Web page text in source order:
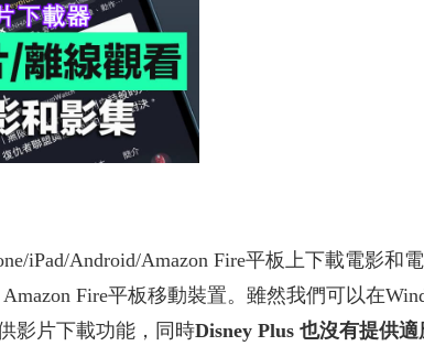
iPad/Android/Amazon Fire平板上下載電影和
Fire平板移動裝置。雖然我們可以在
影片下載功能，同時Disney Plus 也沒有提供